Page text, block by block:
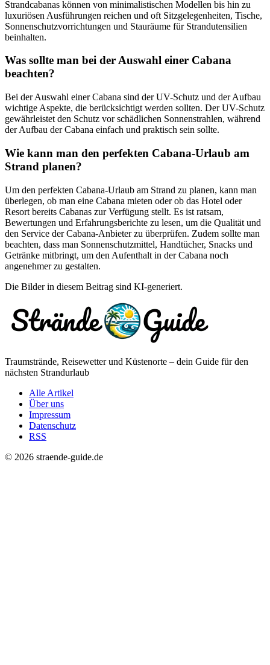
Strandcabanas können von minimalistischen Modellen bis hin zu
luxuriösen Ausführungen reichen und oft Sitzgelegenheiten, Tische,
Sonnenschutzvorrichtungen und Stauräume für Strandutensilien
beinhalten.
Was sollte man bei der Auswahl einer Cabana
beachten?
Bei der Auswahl einer Cabana sind der UV-Schutz und der Aufbau
wichtige Aspekte, die berücksichtigt werden sollten. Der UV-Schutz
gewährleistet den Schutz vor schädlichen Sonnenstrahlen, während
der Aufbau der Cabana einfach und praktisch sein sollte.
Wie kann man den perfekten Cabana-Urlaub am
Strand planen?
Um den perfekten Cabana-Urlaub am Strand zu planen, kann man
überlegen, ob man eine Cabana mieten oder ob das Hotel oder
Resort bereits Cabanas zur Verfügung stellt. Es ist ratsam,
Bewertungen und Erfahrungsberichte zu lesen, um die Qualität und
den Service der Cabana-Anbieter zu überprüfen. Zudem sollte man
beachten, dass man Sonnenschutzmittel, Handtücher, Snacks und
Getränke mitbringt, um den Aufenthalt in der Cabana noch
angenehmer zu gestalten.
Die Bilder in diesem Beitrag sind KI-generiert.
Traumstrände, Reisewetter und Küstenorte – dein Guide für den
nächsten Strandurlaub
Alle Artikel
Über uns
Impressum
Datenschutz
RSS
© 2026 straende-guide.de